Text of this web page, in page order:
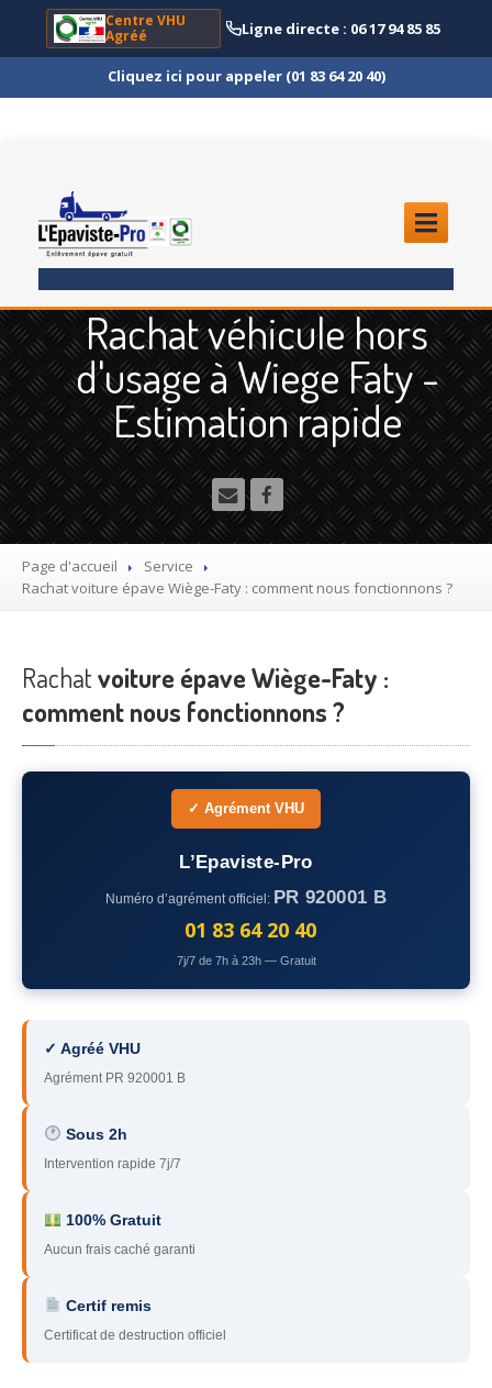
Centre VHU
Agréé
Ligne directe : 06 17 94 85 85
Cliquez ici pour appeler (01 83 64 20 40)
ENLÈVEMENTÉPAVE
Quoi ?
Scooteret Moto
Camion
et Poids Lourd
Utilitaire
Démolisseuragrée VHU gratuit
Recyclage voiture usagée gratuit
voiture accidentée
– Seine-et-Marne
92 – Hauts-de-Seine
94 – Val-de-Marne
91 – Essonne
Rachat véhicule hors
d'usage à Wiege Faty -
Estimation rapide
Page d'accueil
Service
Rachatvoiture épave Wiège-Faty : comment nous fonctionnons ?
Rachatvoiture épave Wiège-Faty :
comment nous fonctionnons ?
✓ Agrément VHU
L’Epaviste-Pro
Numéro d’agrément officiel: PR 920001 B
01 83 64 20 40
7j/7 de 7h à 23h — Gratuit
✓ Agréé VHU
Agrément PR 920001 B
Sous 2h
Intervention rapide 7j/7
100% Gratuit
Aucun frais caché garanti
Certif remis
Certificat de destruction officiel